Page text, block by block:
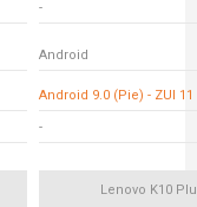
-
Android
Android 9.0 (Pie) - ZUI 11
-
Lenovo K10